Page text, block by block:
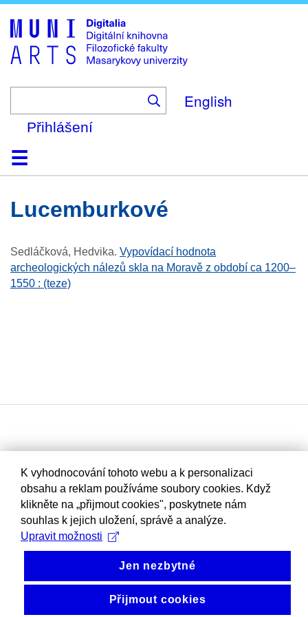
to
main
content
English
Přihlášení
DomůKolekce
Prohlížení
Vyhledávání
O platformě
Nápověda
KontaktDigitalia
Lucemburkové
Sedláčková, Hedvika. Vypovídací hodnota
archeologických nálezů skla na Moravě z období ca 1200–
1550 : (teze)
K vyhodnocování tohoto webu a k personalizaci
obsahu a reklam používáme soubory cookies. Když
klikněte na „přijmout cookies", poskytnete nám
souhlas k jejich uložení, správě a analýze.
Upravit možnosti
Jen nezbytné
Přijmout cookies